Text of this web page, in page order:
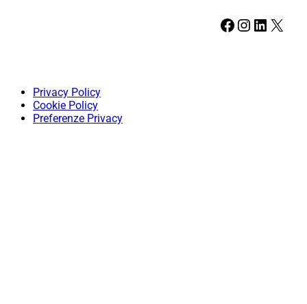
Facebook Instagram LinkedIn X
Privacy Policy
Cookie Policy
Preferenze Privacy